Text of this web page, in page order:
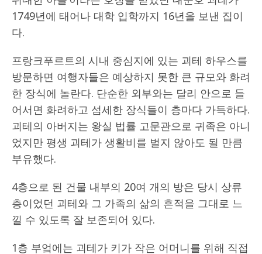
1749년에 태어나 대학 입학까지 16년을 보낸 집이
다.
프랑크푸르트의 시내 중심지에 있는 괴테 하우스를
방문하면 여행자들은 예상하지 못한 큰 규모와 화려
한 장식에 놀란다. 단순한 외부와는 달리 안으로 들
어서면 화려하고 섬세한 장식들이 층마다 가득하다.
괴테의 아버지는 왕실 법률 고문관으로 귀족은 아니
었지만 평생 괴테가 생활비를 벌지 않아도 될 만큼
부유했다.
4층으로 된 건물 내부의 20여 개의 방은 당시 상류
층이었던 괴테와 그 가족의 삶의 흔적을 그대로 느
낄 수 있도록 잘 보존되어 있다.
1층 부엌에는 괴테가 키가 작은 어머니를 위해 직접